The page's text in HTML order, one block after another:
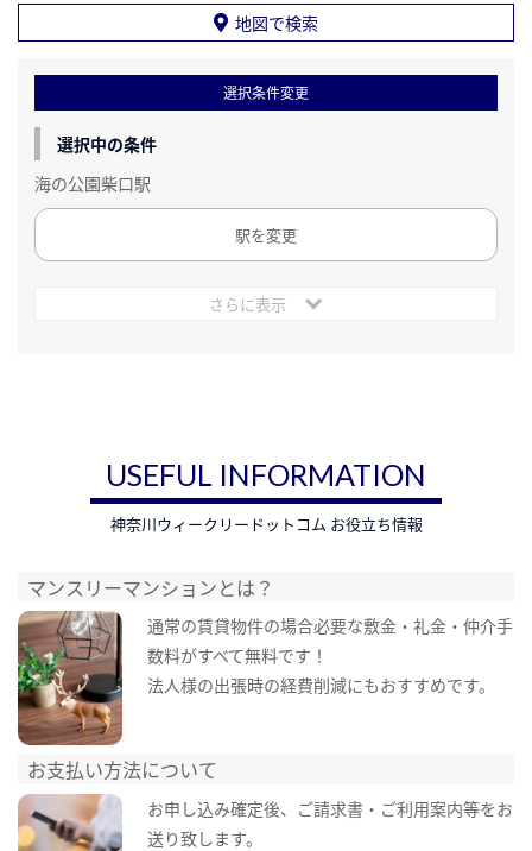
地図で検索
選択条件変更
選択中の条件
海の公園柴口駅
駅を変更
さらに表示
USEFUL INFORMATION
神奈川ウィークリードットコム お役立ち情報
マンスリーマンションとは？
通常の賃貸物件の場合必要な敷金・礼金・仲介手
数料がすべて無料です！
法人様の出張時の経費削減にもおすすめです。
お支払い方法について
お申し込み確定後、ご請求書・ご利用案内等をお
送り致します。